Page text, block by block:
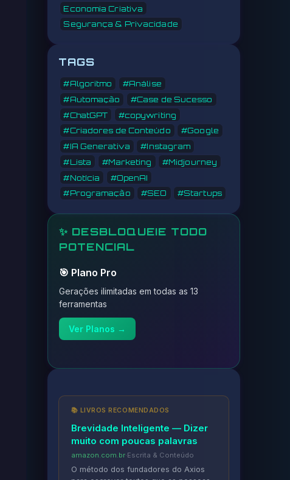
Economia Criativa
Segurança & Privacidade
TAGS
#Algoritmo
#Análise
#Automação
#Case de Sucesso
#ChatGPT
#copywriting
#Criadores de Conteúdo
#Google
#IA Generativa
#Instagram
#Lista
#Marketing
#Midjourney
#Notícia
#OpenAI
#Programação
#SEO #Startups
✨ DESBLOQUEIE TODO
POTENCIAL
🎯 Plano Pro
Gerações ilimitadas em todas as 13
ferramentas
Ver Planos →
📚 LIVROS RECOMENDADOS
Brevidade Inteligente — Dizer
muito com poucas palavras
amazon.com.br·Escrita & Conteúdo
O método dos fundadores do Axios